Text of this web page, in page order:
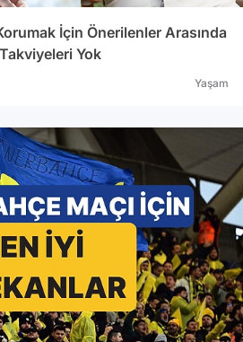
İçin Önerilenler Arasında
Yok
Yaşam